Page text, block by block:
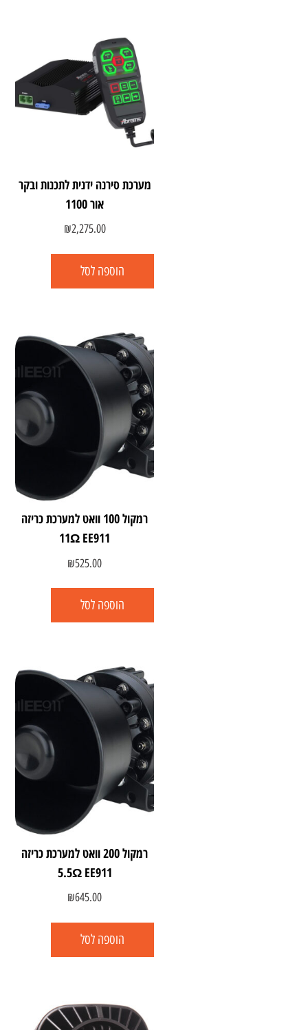
מערכת סירנה ידנית לתכנות ובקר
אור 1100
₪2,275.00
הוספה לסל
רמקול 100 וואט למערכת כריזה
11Ω EE911
₪525.00
הוספה לסל
רמקול 200 וואט למערכת כריזה
5.5Ω EE911
₪645.00
הוספה לסל